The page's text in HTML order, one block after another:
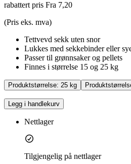
rabattert pris Fra 7,20
(Pris eks. mva)
Tettvevd sekk uten snor
Lukkes med sekkebinder eller
Passer til grønnsaker og pellets
Finnes i størrelse 15 og 25 kg
Produktstørrelse: 25 kg
Legg i handlekurv
Nettlager
Tilgjengelig på nettlager